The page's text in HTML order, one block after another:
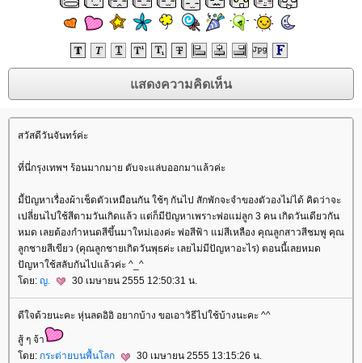
สวัสดีวันจันทร์ค่ะ
ที่นี่กรุงเทพฯ ร้อนมากมาย ตับจะแล่บออกมาแล้วค่ะ
มีัปัญหาเรื่องผ้าเช็ดตัวเหมือนกัน ใช้ๆ กันไป สักพักจะจำของตัวองไม่ได้ คิดว่าจะ
เปลี่ยนไปใช้สีตามวันเกิดแล้ว แต่ก็มีปัญหาเพราะพ่อแม่ลูก 3 คน เกิดวันเดียวกัน
หมด เลยต้องกำหนดสีขึ้นมาใหม่เองค่ะ พ่อสีฟ้า แม่สีเหลือง คุณลูกสาวสีชมพู คุณ
ลูกชายสีเขียว (คุณลูกชายเกิดวันพุธค่ะ เลยไม่มีปัญหาอะไร) ตอนนี้เลยหมด
ปัญหาใช้สลับกันไปแล้วค่ะ ^_^
ดย: ญ. 30 เมษายน 2555 12:50:31 น.
ดีใจด้วยนะคะ หุ่นลดอิอิ อยากบ้าง ขอเอาวิธีไปใช้บ้างนะคะ ^^
สู้ ๆ จ้า
ดย: กระต่ายบนพื้นโลก 30 เมษายน 2555 13:15:26 น.